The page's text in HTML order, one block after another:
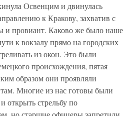
Освенцим и двинулась
к Кракову, захватив с
и провиант. Каково же было наше
к вокзалу прямо на городских
из окон. Это были
происхождения, пятая
образом они проявляли
Многие из нас готовы были
открыть стрельбу по